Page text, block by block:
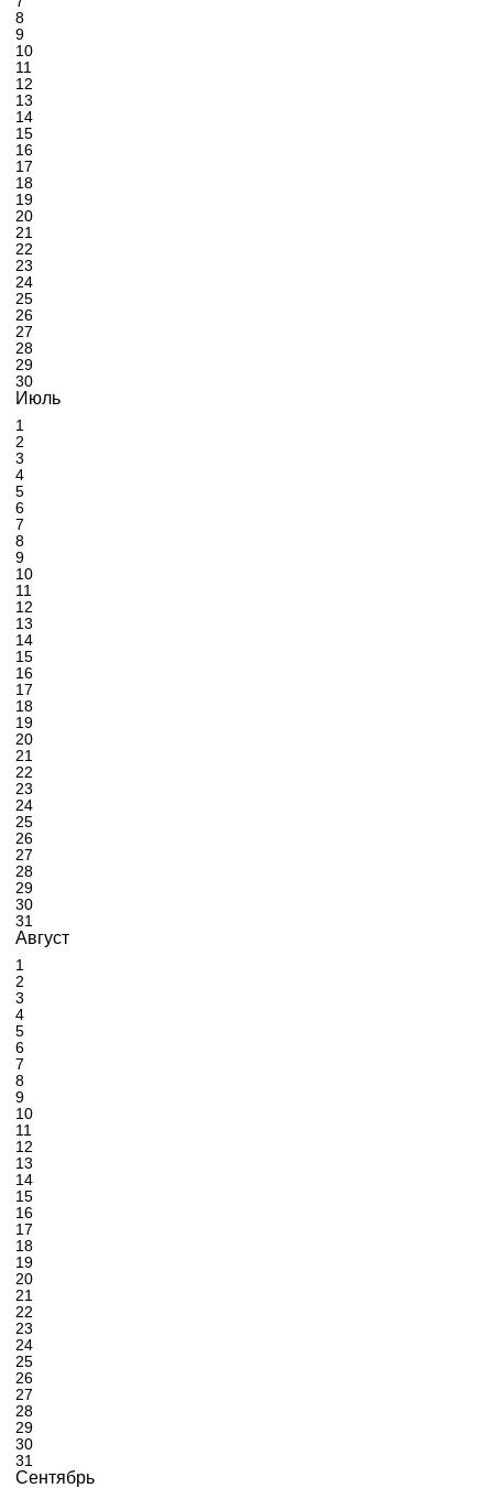
8
9
10
11
12
13
14
15
16
17
18
19
20
21
22
23
24
25
26
27
28
29
30
Июль
1
2
3
4
5
6
7
8
9
10
11
12
13
14
15
16
17
18
19
20
21
22
23
24
25
26
27
28
29
30
31
Август
1
2
3
4
5
6
7
8
9
10
11
12
13
14
15
16
17
18
19
20
21
22
23
24
25
26
27
28
29
30
31
Сентябрь